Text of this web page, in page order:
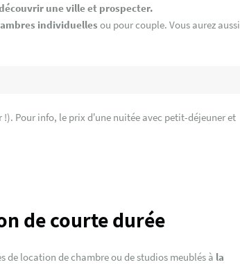
une ville et prospecter.
individuelles ou pour couple. Vous aurez aussi
!). Pour info, le prix d’une nuitée avec petit-déjeuner et
de courte durée
de location de chambre ou de studios meublés à la